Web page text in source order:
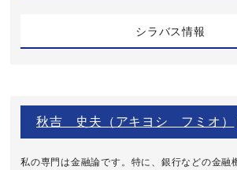
シラバス情報
秋吉 史夫（アキヨシ フミオ）
私の専門は金融論です。特に、銀行などの金融